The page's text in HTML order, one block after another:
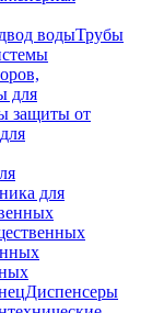
водыТрубы
для
защиты от
для
Диспенсеры